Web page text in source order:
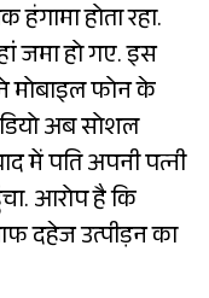
होता रहा.
जमा हो गए. इस
मोबाइल फोन के
अब सोशल
में पति अपनी पत्नी
आरोप है कि
दहेज उत्पीड़न का